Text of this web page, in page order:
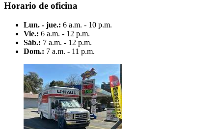
Horario de oficina
Lun. - jue.: 6 a.m. - 10 p.m.
Vie.: 6 a.m. - 12 p.m.
Sáb.: 7 a.m. - 12 p.m.
Dom.: 7 a.m. - 11 p.m.